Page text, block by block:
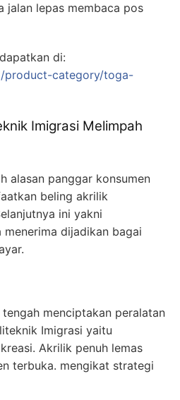
jalan lepas membaca pos
di:
product-category/toga-
Imigrasi Melimpah
alasan panggar konsumen
beling akrilik
ini yakni
menerima dijadikan bagai
menciptakan peralatan
Imigrasi yaitu
Akrilik penuh lemas
terbuka. mengikat strategi